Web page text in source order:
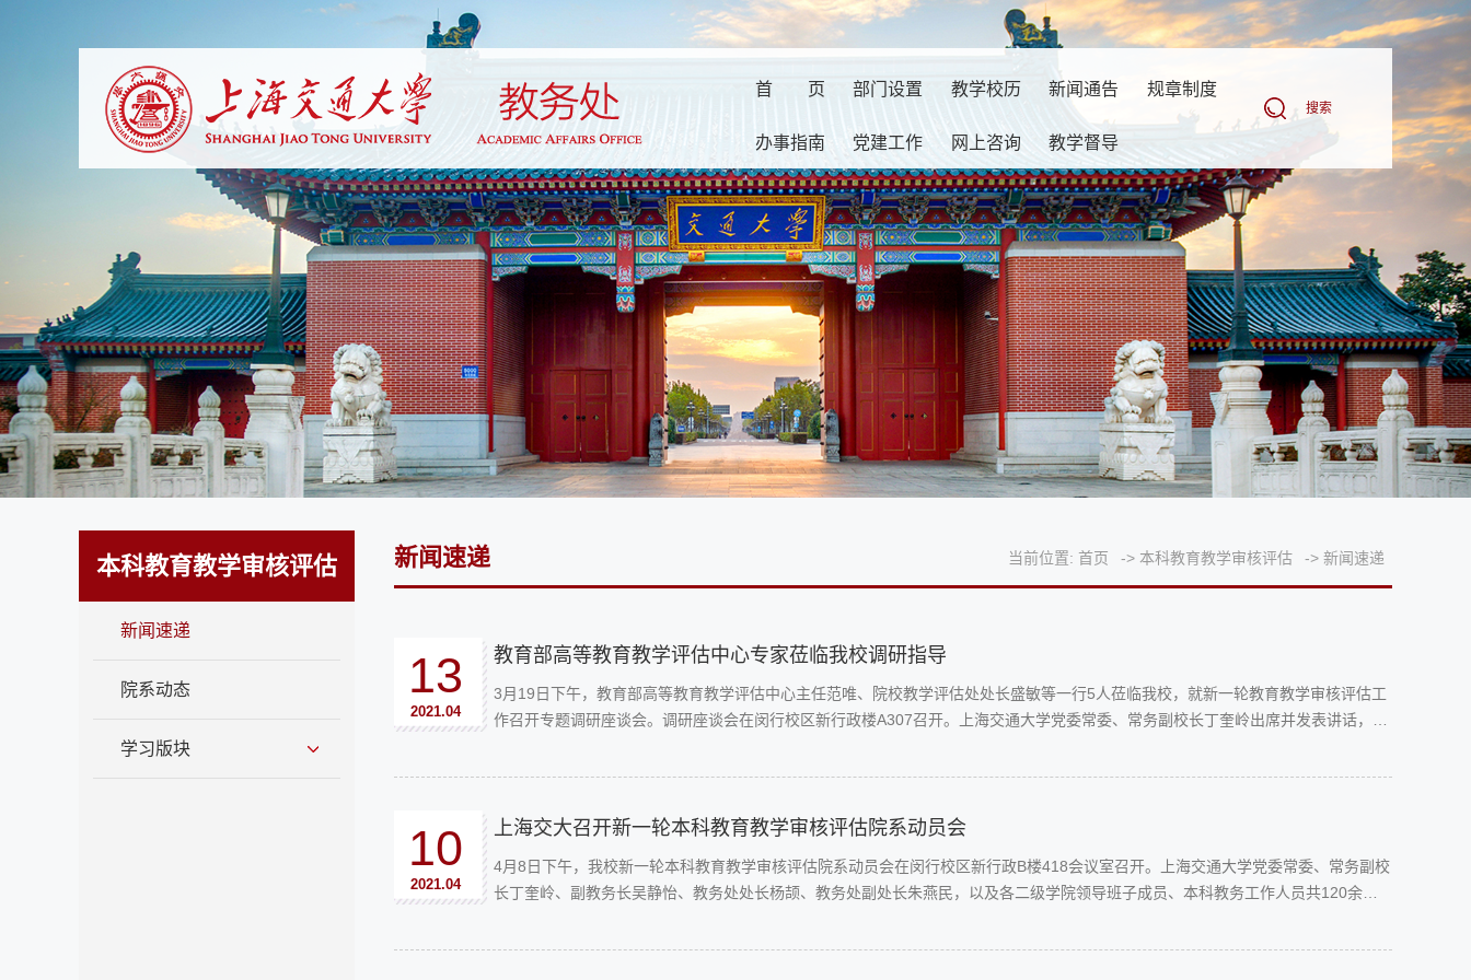
首 页 部门设置 教学校历 新闻通告 规章制度
办事指南 党建工作 网上咨询 教学督导
搜索
本科教育教学审核评估
新闻速递
院系动态
学习版块
新闻速递 当前位置: 首页 -> 本科教育教学审核评估 -> 新闻速递
13
2021.04
教育部高等教育教学评估中心专家莅临我校调研指导
3月19日下午，教育部高等教育教学评估中心主任范唯、院校教学评估处处长盛敏等一行5人莅临我校，就新一轮教育教学审核评估工
作召开专题调研座谈会。调研座谈会在闵行校区新行政楼A307召开。上海交通大学党委常委、常务副校长丁奎岭出席并发表讲话，上
10
2021.04
上海交大召开新一轮本科教育教学审核评估院系动员会
4月8日下午，我校新一轮本科教育教学审核评估院系动员会在闵行校区新行政B楼418会议室召开。上海交通大学党委常委、常务副校
长丁奎岭、副教务长吴静怡、教务处处长杨颉、教务处副处长朱燕民，以及各二级学院领导班子成员、本科教务工作人员共120余人